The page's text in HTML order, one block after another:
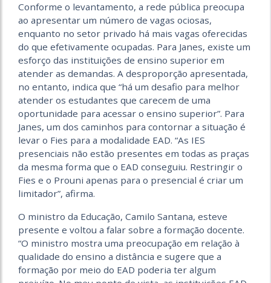
Conforme o levantamento, a rede pública preocupa
ao apresentar um número de vagas ociosas,
enquanto no setor privado há mais vagas oferecidas
do que efetivamente ocupadas. Para Janes, existe um
esforço das instituições de ensino superior em
atender as demandas. A desproporção apresentada,
no entanto, indica que “há um desafio para melhor
atender os estudantes que carecem de uma
oportunidade para acessar o ensino superior”. Para
Janes, um dos caminhos para contornar a situação é
levar o Fies para a modalidade EAD. “As IES
presenciais não estão presentes em todas as praças
da mesma forma que o EAD conseguiu. Restringir o
Fies e o Prouni apenas para o presencial é criar um
limitador”, afirma.
O ministro da Educação, Camilo Santana, esteve
presente e voltou a falar sobre a formação docente.
“O ministro mostra uma preocupação em relação à
qualidade do ensino a distância e sugere que a
formação por meio do EAD poderia ter algum